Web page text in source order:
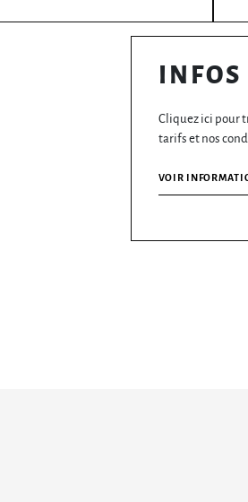
INFOS
Cliquez ici pour
tarifs et nos
VOIR